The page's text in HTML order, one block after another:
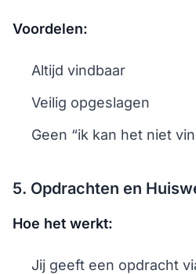
Voordelen:
Altijd vindbaar
Veilig opgeslagen
Geen “ik kan het niet
5. Opdrachten en
Hoe het werkt:
Jij geeft een opdracht